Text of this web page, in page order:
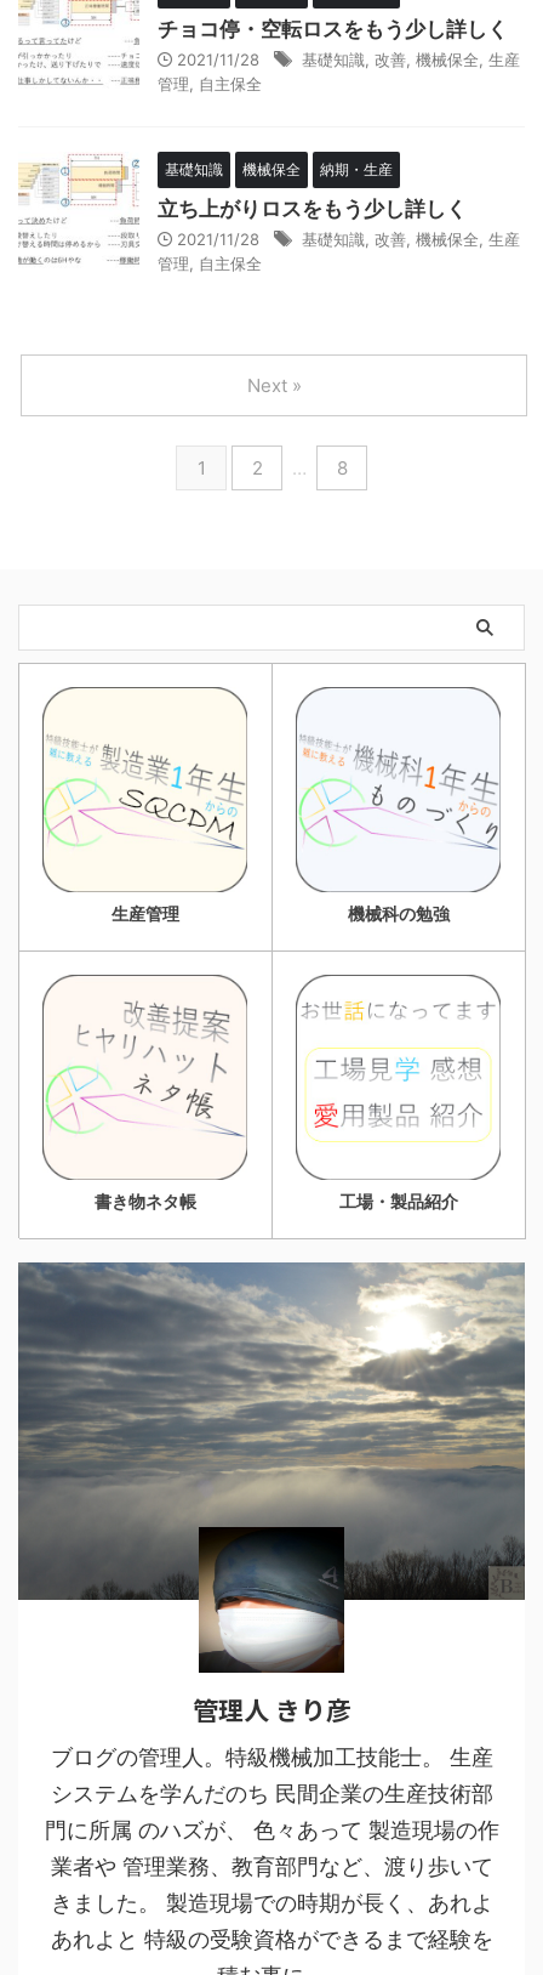
チョコ停・空転ロスをもう少し詳しく
2021/11/28 基礎知識 改善 機械保全 生産
管理
自主保全
基礎知識 機械保全 納期・生産
立ち上がりロスをもう少し詳しく
2021/11/28 基礎知識 改善 機械保全 生産
管理
自主保全
1 2 … 8
Next »
生産管理 機械科の勉強
書き物ネタ帳 工場・製品紹介
管理人 きり彦
ブログの管理人。特級機械加工技能士。 生産
システムを学んだのち 民間企業の生産技術部
門に所属 のハズが、 色々あって 製造現場の作
業者や 管理業務、教育部門など、渡り歩いて
きました。 製造現場での時期が長く、あれよ
あれよと 特級の受験資格ができるまで経験を